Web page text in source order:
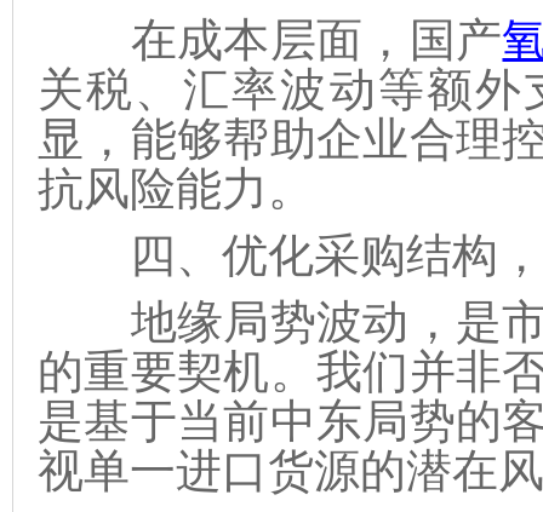
在成本层面，国产
关税、汇率波动等额
显，能够帮助企业合理
抗风险能力。
四、优化采购结构，
地缘局势波动，是市
的重要契机。我们并非
是基于当前中东局势的
视单一进口货源的潜在